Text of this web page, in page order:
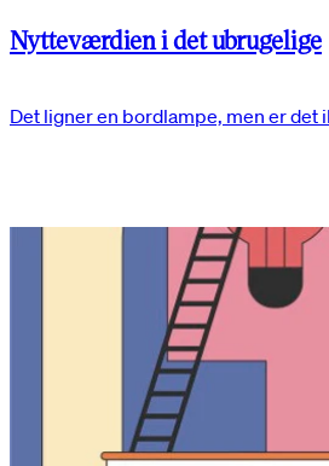
Nytteværdien i det ubrugelige
Det ligner en bordlampe, men er det